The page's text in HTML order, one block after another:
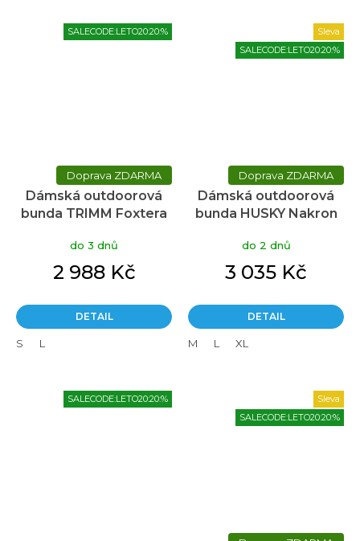
SALECODE:LETO20:20:%
ZDARMA
Dámská outdoorová
bunda TRIMM Foxtera
do 3 dnů
2 988 Kč
DETAIL
S L
Sleva
SALECODE:LETO20:20:%
ZDARMA
Dámská outdoorová
bunda HUSKY Nakron
do 2 dnů
3 035 Kč
DETAIL
M L XL
SALECODE:LETO20:20:%
Sleva
SALECODE:LETO20:20:%